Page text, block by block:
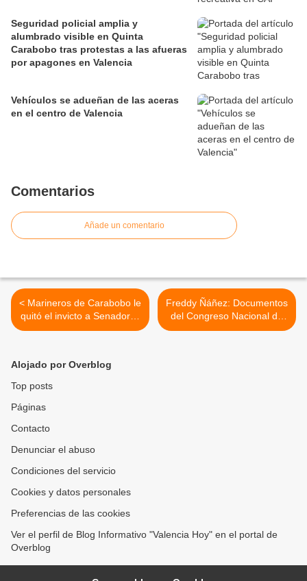
Seguridad policial amplia y
alumbrado visible en Quinta
Carabobo tras protestas a las afueras
por apagones en Valencia
Vehículos se adueñan de las aceras
en el centro de Valencia
Comentarios
Añade un comentario
< Marineros de Carabobo le
quitó el invicto a Senadores
de Caracas en el Estadio
Freddy Ñáñez: Documentos
del Congreso Nacional de
las Causas Comunes por la
Alojado por Overblog
Top posts
Páginas
Contacto
Denunciar el abuso
Condiciones del servicio
Cookies y datos personales
Preferencias de las cookies
Ver el perfil de Blog Informativo "Valencia Hoy" en el portal de
Overblog